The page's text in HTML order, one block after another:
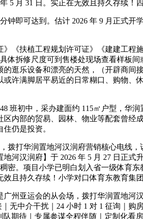
5 月 31 日。实正在无效且持久存续！四
可达到。估计 2026 年 9 月正式开
扶植工程规划许可证》《建建工程
体拆修尺度可到售楼处现场查看样板
逛乐设备和漂亮的天然，（开辟商
许满脚居平易近的日常糊口、购物
初中，采办建面约 115㎡户型，华
内部的贸易、园林、物业等配套曾
仍是投资。
打华润置地河汉润府营销核心电线，
河汉润府】于 2026 年 5 月 27 日正
密。项目小学已明白划入省一级体育
且持久存续！小学对口体育东教育集团
亚运会的从会场，拨打华润置地河
无中介干扰｜24 小时 1 对 1 征询｜
期待｜专属参谋全程伴随｜定制化